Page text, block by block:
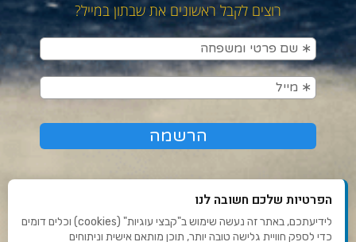
רוצים לקבל ראשונים את שבתון במייל?
הפרטיות שלכם חשובה לנו
לידיעתכם, באתר זה נעשה שימוש ב"קבצי עוגיות" (cookies) וכלים דומים
כדי לספק חוויית גלישה טובה יותר, תוכן מותאם אישית וניתוחים